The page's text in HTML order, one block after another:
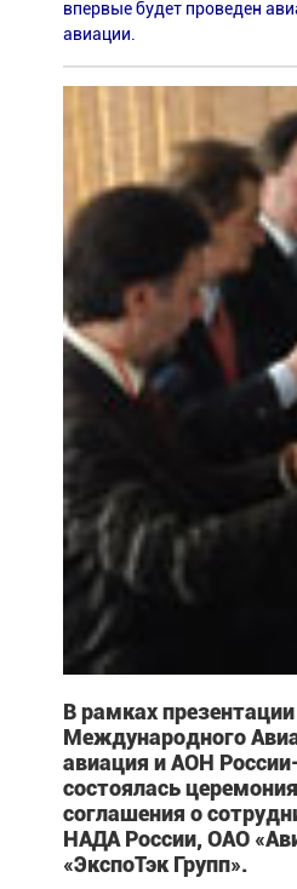
впервые будет проведен
авиации.
В рамках презентации
Международного
авиация и АОН
состоялась
соглашения о
НАДА России, ОАО
«ЭкспоТэк Групп».